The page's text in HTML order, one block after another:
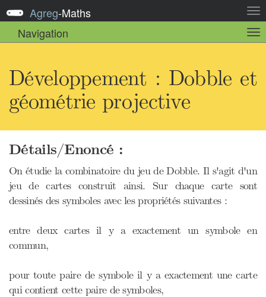
la
Agreg-Maths
Navigation
la
Développement : Dobble et
géométrie projective
Détails/Enoncé :
On étudie la combinatoire du jeu de Dobble. Il s'agit d'un
jeu de cartes construit ainsi. Sur chaque carte sont
dessinés des symboles avec les propriétés suivantes :
entre deux cartes il y a exactement un symbole en
commun,
pour toute paire de symbole il y a exactement une carte
qui contient cette paire de symboles,